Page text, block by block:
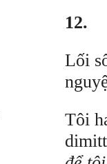
12.
Lối
Tôi